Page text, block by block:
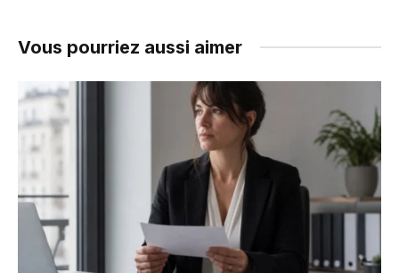
Vous pourriez aussi aimer